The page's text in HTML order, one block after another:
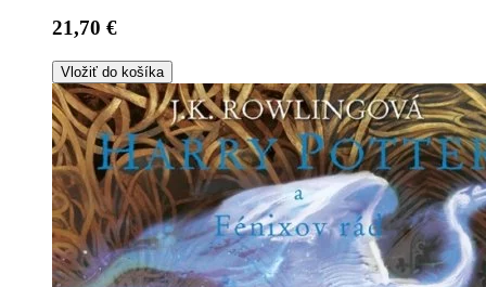
21,70 €
Vložiť do košíka